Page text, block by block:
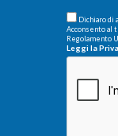
Dichiaro di
Acconsento al
Regolamento
Leggi la